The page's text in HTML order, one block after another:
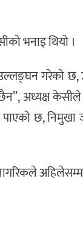
भनाइ थियो ।
उल्लङ्घन गरेको
अध्यक्ष
पाएको छ,